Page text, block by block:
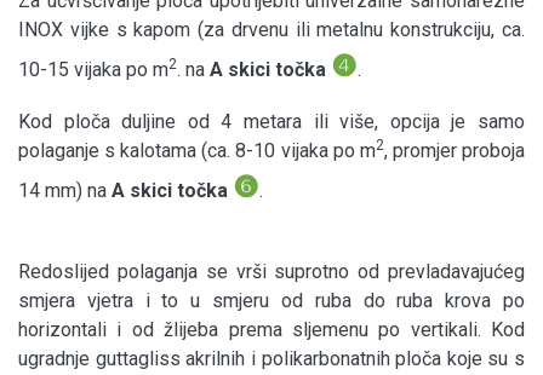
INOX vijke s kapom (za drvenu ili metalnu konstrukciju, ca.
10-15 vijaka po m2. na A skici točka ❹.
Kod ploča duljine od 4 metara ili više, opcija je samo
polaganje s kalotama (ca. 8-10 vijaka po m2, promjer proboja
14 mm) na A skici točka ❻.
Redoslijed polaganja se vrši suprotno od prevladavajućeg
smjera vjetra i to u smjeru od ruba do ruba krova po
horizontali i od žlijeba prema sljemenu po vertikali. Kod
ugradnje guttagliss akrilnih i polikarbonatnih ploča koje su s